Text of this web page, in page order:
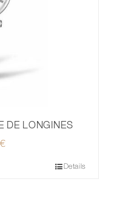
DE LONGINES
€
Details